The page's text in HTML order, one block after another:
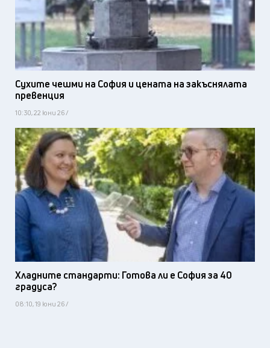
Сухите чешми на София и цената на закъснялата
превенция
10:30, 22 юни 26 /
Хладните стандарти: Готова ли е София за 40
градуса?
08:10, 19 юни 26 /